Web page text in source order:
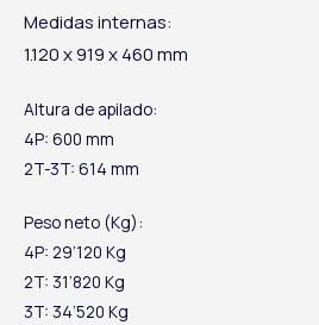
Medidas internas:
1.120 x 919 x 460 mm
Altura de apilado:
4P: 600 mm
2T-3T: 614 mm
Peso neto (Kg):
4P: 29’120 Kg
2T: 31’820 Kg
3T: 34’520 Kg